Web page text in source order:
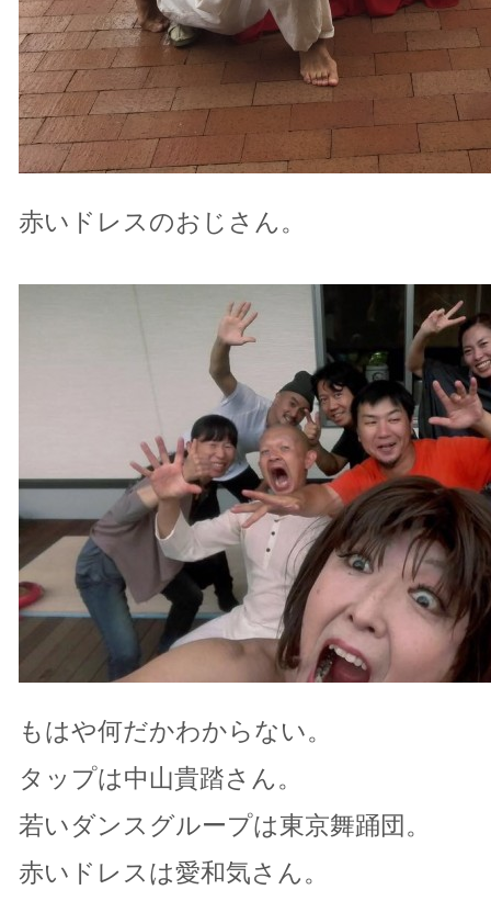
赤いドレスのおじさん。
もはや何だかわからない。
タップは中山貴踏さん。
若いダンスグループは東京舞踊団。
赤いドレスは愛和気さん。